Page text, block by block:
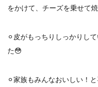
をかけて、チーズを乗せて
⚪︎皮がもっちりしっかりし
た😳
⚪︎家族もみんなおいしい！